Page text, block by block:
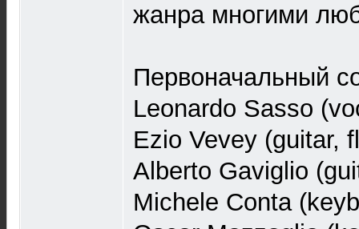
жанра многими
Первоначальный
Leonardo Sasso
Ezio Vevey (guitar,
Alberto Gaviglio
Michele Conta